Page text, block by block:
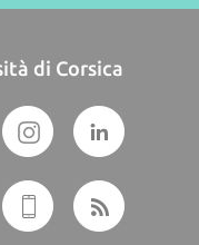
di Corsica